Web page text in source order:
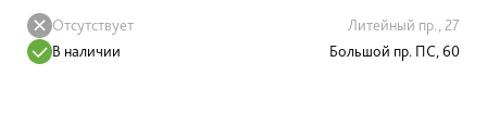
Отсутствует
Литейный пр., 27
В наличии
Большой пр. ПС, 60